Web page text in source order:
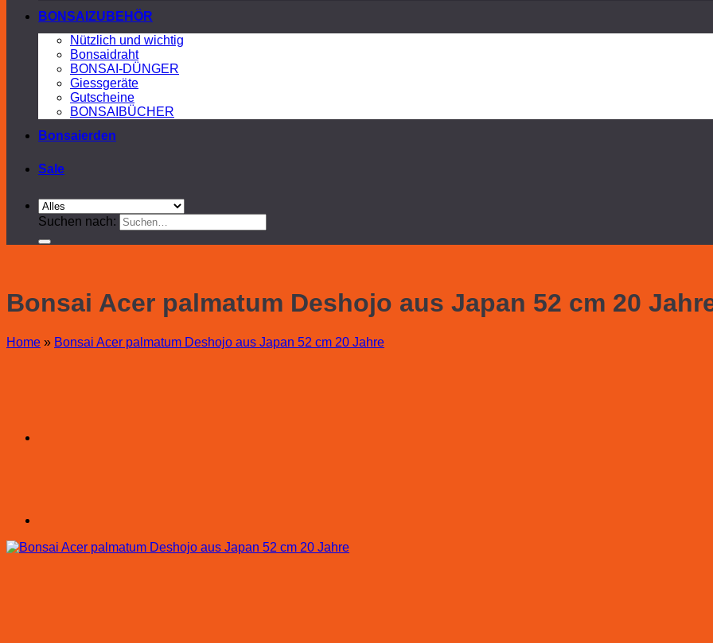
BONSAIZUBEHÖR
Nützlich und wichtig
Bonsaidraht
BONSAI-DÜNGER
Giessgeräte
Gutscheine
BONSAIBÜCHER
Bonsaierden
Sale
Suchen nach:
Bonsai Acer palmatum Deshojo aus Japan 52 cm 20
Home » Bonsai Acer palmatum Deshojo aus Japan 52 cm 20 Jahre